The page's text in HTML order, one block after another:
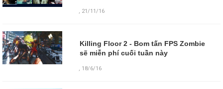
, 21/11/16
Killing Floor 2 - Bom tấn FPS Zombie
sẽ miễn phí cuối tuần này
, 18/6/16